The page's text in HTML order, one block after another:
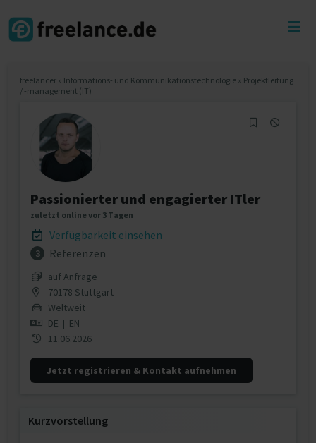
freelancer » Informations- und Kommunikationstechnologie » Projektleitung
/ -management (IT)
Passionierter und engagierter ITler
zuletzt online vor 3 Tagen
Verfügbarkeit einsehen
3 Referenzen
auf Anfrage
70178 Stuttgart
Weltweit
DE | EN
11.06.2026
Jetzt registrieren & Kontakt aufnehmen
Kurzvorstellung